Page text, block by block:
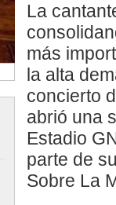
La
más
la alta
concierto
abrió una
Estadio
parte de
Sobre La